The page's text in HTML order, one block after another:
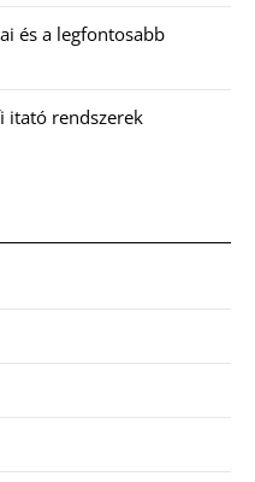
és a legfontosabb
itató rendszerek